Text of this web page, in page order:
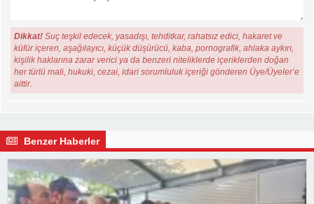
Dikkat! Suç teşkil edecek, yasadışı, tehditkar, rahatsız edici, hakaret ve
küfür içeren, aşağılayıcı, küçük düşürücü, kaba, pornografik, ahlaka aykırı,
kişilik haklarına zarar verici ya da benzeri niteliklerde içeriklerden doğan
her türlü mali, hukuki, cezai, idari sorumluluk içeriği gönderen Üye/Üyeler’e
aittir.
Benzer Haberler